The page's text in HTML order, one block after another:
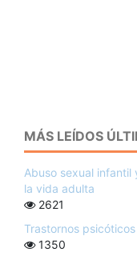
MÁS LEÍDOS
Abuso sexual
la vida adulta
2621
Trastornos
1350